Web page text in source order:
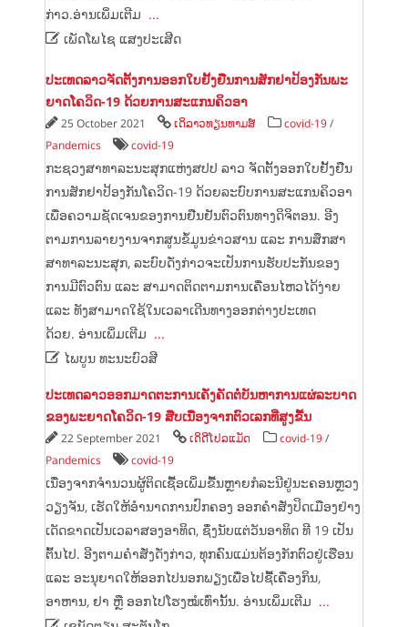
ກ່າວ.ອ່ານເພິ່ມເຕີມ ...
ເພັດໂພໄຊ ແສງປະເສີດ
ປະເທດລາວຈັດຕັ້ງການອອກໃບຢັ້ງຢືນການສັກຢາປ້ອງກັນພະ
ຍາດໂຄວິດ-19 ດ້ວຍການສະແກນຄິວອາ
25 October 2021 ເດິລາວທຽນທາມສ໌ covid-19 /
Pandemics
covid-19
ກະຊວງສາທາລະນະສຸກແຫ່ງສປປ ລາວ ຈັດຕັ້ງອອກໃບຢັ້ງຢືນ
ການສັກຢາປ້ອງກັນໂຄວິດ-19 ດ້ວຍລະບົບການສະແກນຄິວອາ
ເພື່ອຄວາມຊັດເຈນຂອງການຢືນຢັນຕົວຕົນທາງດິຈິຕອນ. ອີງ
ຕາມການລາຍງານຈາກສູນຂໍ້ມູນຂ່າວສານ ແລະ ການສຶກສາ
ສາທາລະນະສຸກ, ລະບົບດັ່ງກ່າວຈະເປັນການຮັບປະກັນຂອງ
ການມີຕົວຕົນ ແລະ ສາມາດຕິດຕາມການເຄື່ອນໄຫວໄດ້ງ່າຍ
ແລະ ທັງສາມາດໃຊ້ໃນເວລາເດີນທາງອອກຕ່າງປະເທດ
ດ້ວຍ. ອ່ານເພິ່ມເຕີມ ...
ໄພບູນ ທະນະບົວສີ
ປະເທດລາວອອກມາດຕະການເຄັ່ງຄັດຕໍ່ບັນຫາການແຜ່ລະບາດ
ຂອງພະຍາດໂຄວິດ-19 ສືບເນື່ອງຈາກຕົວເລກທີ່ສູງຂື້ນ
22 September 2021 ເດິດີໂປລແມັດ covid-19 /
Pandemics
covid-19
ເນື່ອງຈາກຈຳນວນຜູ້ຕິດເຊື້ອເພິ່ມຂື້ນຫຼາຍກໍລະນີຢູ່ນະຄອນຫຼວງ
ວຽງຈັນ, ເຮັດໃຫ້ອຳນາດການປົກຄອງ ອອກຄຳສັ່ງປິດເມືອງຢ່າງ
ເດັດຂາດເປັນເວລາສອງອາທິດ, ຊຶ່ງນັບແຕ່ວັນອາທິດ ທີ 19 ເປັນ
ຕົ້ນໄປ. ອີງຕາມຄຳສັ່ງດັ່ງກ່າວ, ທຸກຄົນແມ່ນຕ້ອງກັກຕົວຢູ່ເຮືອນ
ແລະ ອະນຸຍາດໃຫ້ອອກໄປນອກພຽງເພື່ອໄປຊື້ເຄື່ອງກິນ,
ອາຫານ, ຢາ ຫຼື ອອກໄປໂຮງໝໍເທົ່ານັ້ນ. ອ່ານເພິ່ມເຕີມ ...